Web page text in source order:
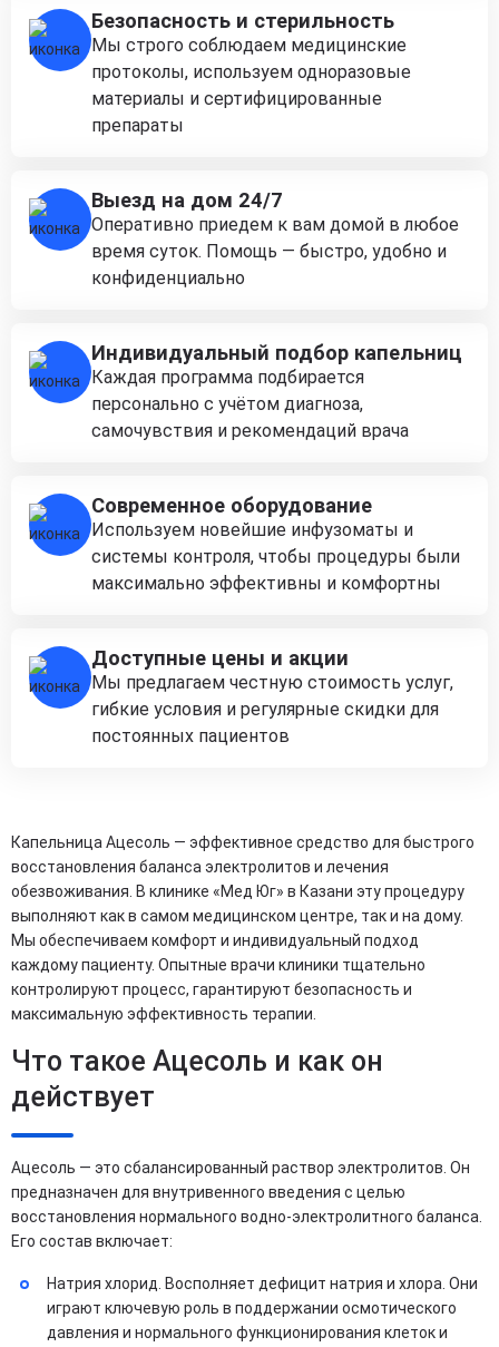
Безопасность и стерильность
Мы строго соблюдаем медицинские
протоколы, используем одноразовые
материалы и сертифицированные
препараты
Выезд на дом 24/7
Оперативно приедем к вам домой в любое
время суток. Помощь — быстро, удобно и
конфиденциально
Индивидуальный подбор капельниц
Каждая программа подбирается
персонально с учётом диагноза,
самочувствия и рекомендаций врача
Современное оборудование
Используем новейшие инфузоматы и
системы контроля, чтобы процедуры были
максимально эффективны и комфортны
Доступные цены и акции
Мы предлагаем честную стоимость услуг,
гибкие условия и регулярные скидки для
постоянных пациентов
Капельница Ацесоль — эффективное средство для быстрого
восстановления баланса электролитов и лечения
обезвоживания. В клинике «Мед Юг» в Казани эту процедуру
выполняют как в самом медицинском центре, так и на дому.
Мы обеспечиваем комфорт и индивидуальный подход
каждому пациенту. Опытные врачи клиники тщательно
контролируют процесс, гарантируют безопасность и
максимальную эффективность терапии.
Что такое Ацесоль и как он
действует
Ацесоль — это сбалансированный раствор электролитов. Он
предназначен для внутривенного введения с целью
восстановления нормального водно-электролитного баланса.
Его состав включает:
Натрия хлорид. Восполняет дефицит натрия и хлора. Они
играют ключевую роль в поддержании осмотического
давления и нормального функционирования клеток и